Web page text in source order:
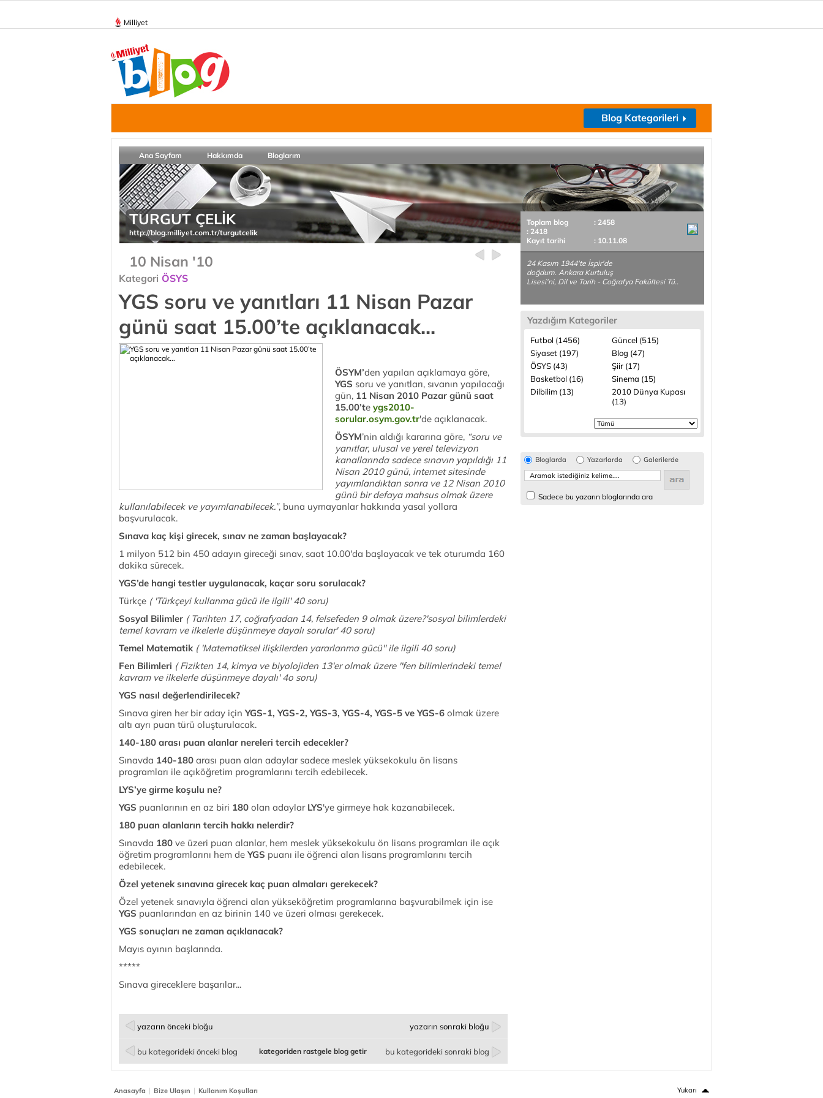
Milliyet
Blog Kategorileri
Ana Sayfam Hakkımda Bloglarım
TURGUT ÇELİK
http://blog.milliyet.com.tr/turgutcelik
10 Nisan '10
Kategori ÖSYS
YGS soru ve yanıtları 11 Nisan Pazar
günü saat 15.00’te açıklanacak...
ÖSYM’den yapılan açıklamaya göre,
YGS soru ve yanıtları, sıvanın yapılacağı
gün, 11 Nisan 2010 Pazar günü saat
15.00’te ygs2010-
sorular.osym.gov.tr'de açıklanacak.
ÖSYM’nin aldığı kararına göre, “soru ve
yanıtlar, ulusal ve yerel televizyon
kanallarında sadece sınavın yapıldığı 11
Nisan 2010 günü, internet sitesinde
yayımlandıktan sonra ve 12 Nisan 2010
günü bir defaya mahsus olmak üzere
kullanılabilecek ve yayımlanabilecek.”, buna uymayanlar hakkında yasal yollara
başvurulacak.
Sınava kaç kişi girecek, sınav ne zaman başlayacak?
1 milyon 512 bin 450 adayın gireceği sınav, saat 10.00'da başlayacak ve tek oturumda 160
dakika sürecek.
YGS’de hangi testler uygulanacak, kaçar soru sorulacak?
Türkçe ( 'Türkçeyi kullanma gücü ile ilgili' 40 soru)
Sosyal Bilimler ( Tarihten 17, coğrafyadan 14, felsefeden 9 olmak üzere?'sosyal bilimlerdeki
temel kavram ve ilkelerle düşünmeye dayalı sorular' 40 soru)
Temel Matematik ( 'Matematiksel ilişkilerden yararlanma gücü'' ile ilgili 40 soru)
Fen Bilimleri ( Fizikten 14, kimya ve biyolojiden 13'er olmak üzere ''fen bilimlerindeki temel
kavram ve ilkelerle düşünmeye dayalı' 4o soru)
YGS nasıl değerlendirilecek?
Sınava giren her bir aday için YGS-1, YGS-2, YGS-3, YGS-4, YGS-5 ve YGS-6 olmak üzere
altı ayrı puan türü oluşturulacak.
140-180 arası puan alanlar nereleri tercih edecekler?
Sınavda 140-180 arası puan alan adaylar sadece meslek yüksekokulu ön lisans
programları ile açıköğretim programlarını tercih edebilecek.
LYS’ye girme koşulu ne?
YGS puanlarının en az biri 180 olan adaylarLYS'ye girmeye hak kazanabilecek.
180 puan alanların tercih hakkı nelerdir?
Sınavda 180 ve üzeri puan alanlar, hem meslek yüksekokulu ön lisans programları ile açık
öğretim programlarını hem de YGS puanı ile öğrenci alan lisans programlarını tercih
edebilecek.
Özel yetenek sınavına girecek kaç puan almaları gerekecek?
Özel yetenek sınavıyla öğrenci alan yükseköğretim programlarına başvurabilmek için ise
YGS puanlarından en az birinin 140 ve üzeri olması gerekecek.
YGS sonuçları ne zaman açıklanacak?
Mayıs ayının başlarında.
*****
Sınava gireceklere başarılar...
yazarın önceki bloğu yazarın sonraki bloğu
bu kategorideki önceki blog bu kategorideki sonraki blog
kategoriden rastgele blog getir
Toplam blog
: 2458
: 2418
Kayıt tarihi
: 10.11.08
24 Kasım 1944'te İspir'de
doğdum. Ankara Kurtuluş
Lisesi'ni, Dil ve Tarih - Coğrafya Fakültesi Tü..
Yazdığım Kategoriler
Futbol (1456)
Güncel (515)
Siyaset (197)
Blog (47)
ÖSYS (43)
Şiir (17)
Basketbol (16)
Sinema (15)
Dilbilim (13)
2010 Dünya Kupası
(13)
Bloglarda Yazarlarda Galerilerde
Sadece bu yazarın bloglarında ara
Anasayfa | Bize Ulaşın | Kullanım Koşulları Yukarı